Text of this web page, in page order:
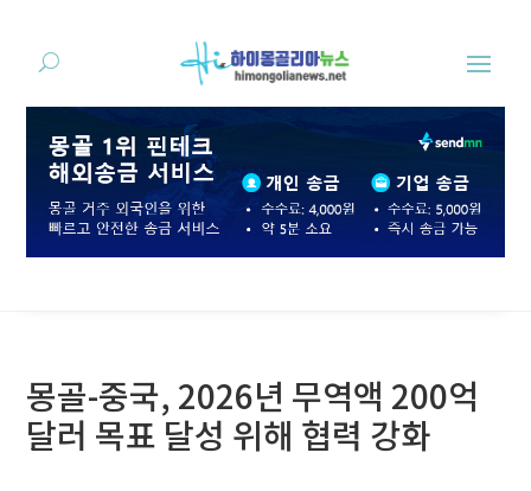
몽골-중국, 2026년 무역액 200억
달러 목표 달성 위해 협력 강화